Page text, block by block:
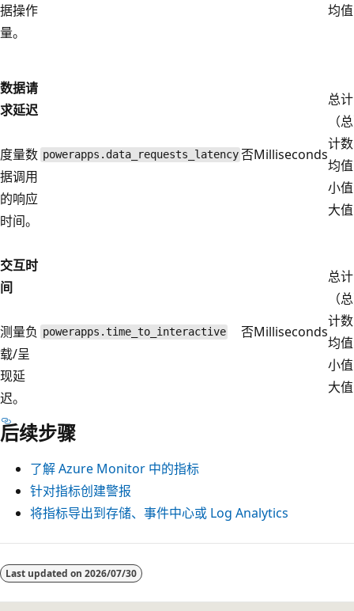
据操作
量。
均值
数据请
求延迟
度量数
据调用
的响应
时间。
powerapps.data_requests_latency 否Milliseconds
总计
（
计
均
小
大值
交互时
间
测量负
载/呈
现延
迟。
powerapps.time_to_interactive 否Milliseconds
总计
（
计
均
小
大值
后续步骤
了解 Azure Monitor 中的指标
针对指标创建警报
将指标导出到存储、事件中心或 Log Analytics
阅
读Last updated on 2026/07/30